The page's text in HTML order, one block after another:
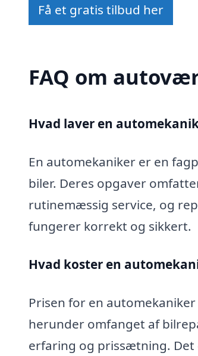
Få et gratis tilbud her
FAQ om
Hvad laver en
En automekaniker er en
biler. Deres opgaver
rutinemæssig service, og
fungerer korrekt og sikkert.
Hvad koster en
Prisen for en
herunder omfanget af
erfaring og prissætning.